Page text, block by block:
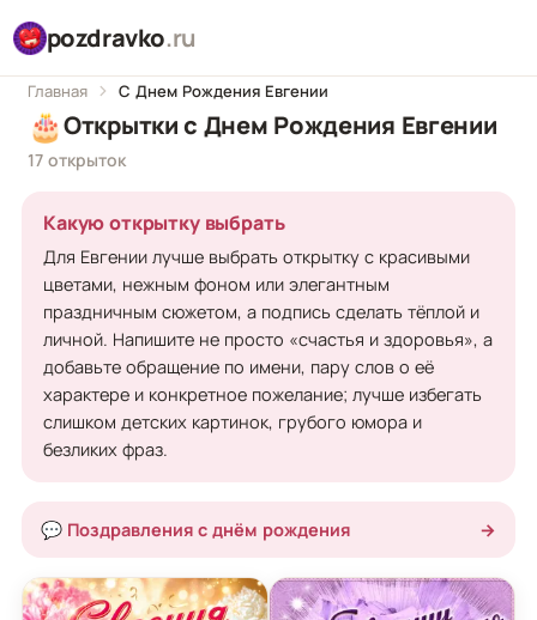
pozdravko.ru
Главная С Днем Рождения Евгении
🎂Открытки с Днем Рождения Евгении
17 открыток
Какую открытку выбрать
Для Евгении лучше выбрать открытку с красивыми
цветами, нежным фоном или элегантным
праздничным сюжетом, а подпись сделать тёплой и
личной. Напишите не просто «счастья и здоровья», а
добавьте обращение по имени, пару слов о её
характере и конкретное пожелание; лучше избегать
слишком детских картинок, грубого юмора и
безликих фраз.
💬 Поздравления с днём рождения →